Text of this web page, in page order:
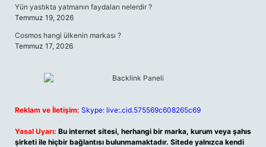
Yün yastıkta yatmanın faydaları nelerdir ?
Temmuz 19, 2026
Cosmos hangi ülkenin markası ?
Temmuz 17, 2026
Reklam ve İletişim: Skype: live:.cid.575569c608265c69
Yasal Uyarı: Bu internet sitesi, herhangi bir marka, kurum veya şahıs
şirketi ile hiçbir bağlantısı bulunmamaktadır. Sitede yalnızca kendi